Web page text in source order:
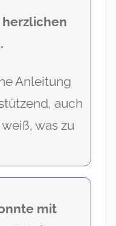
herzlichen
Anleitung
auch
was zu
mit